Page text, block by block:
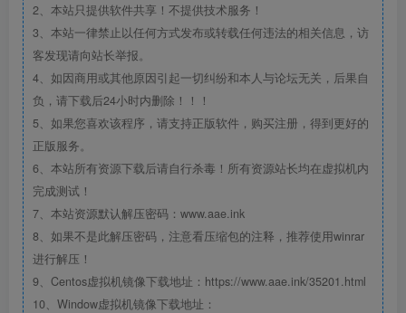
2、本站只提供软件共享！不提供技术服务！
3、本站一律禁止以任何方式发布或转载任何违法的相关信息，访
客发现请向站长举报。
4、如因商用或其他原因引起一切纠纷和本人与论坛无关，后果自
负，请下载后24小时内删除！！！
5、如果您喜欢该程序，请支持正版软件，购买注册，得到更好的
正版服务。
6、本站所有资源下载后请自行杀毒！所有资源站长均在虚拟机内
完成测试！
7、本站资源默认解压密码：www.aae.ink
8、如果不是此解压密码，注意看压缩包的注释，推荐使用winrar
进行解压！
9、Centos虚拟机镜像下载地址：https://www.aae.ink/35201.html
10、Window虚拟机镜像下载地址：